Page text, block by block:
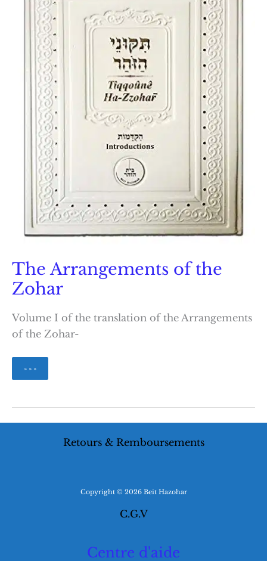
The Arrangements of the
Zohar
Volume I of the translation of the Arrangements
of the Zohar-
The
Arrangements
» » »
Retours & Remboursements
Copyright © 2026 Beit Hazohar
C.G.V
Centre d'aide